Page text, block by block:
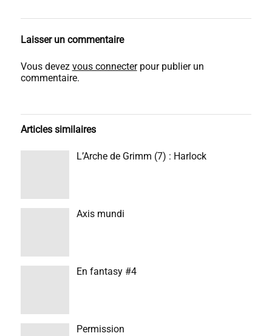
Laisser un commentaire
Vous devez vous connecterpour publier un
commentaire.
Articles similaires
L’Arche de Grimm (7) : Harlock
Axis mundi
En fantasy #4
Permission